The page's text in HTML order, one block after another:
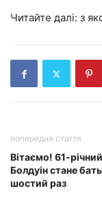
Читайте далі: з
попередня стаття
Вітаємо! 61-
Болдуін стане
шостий раз